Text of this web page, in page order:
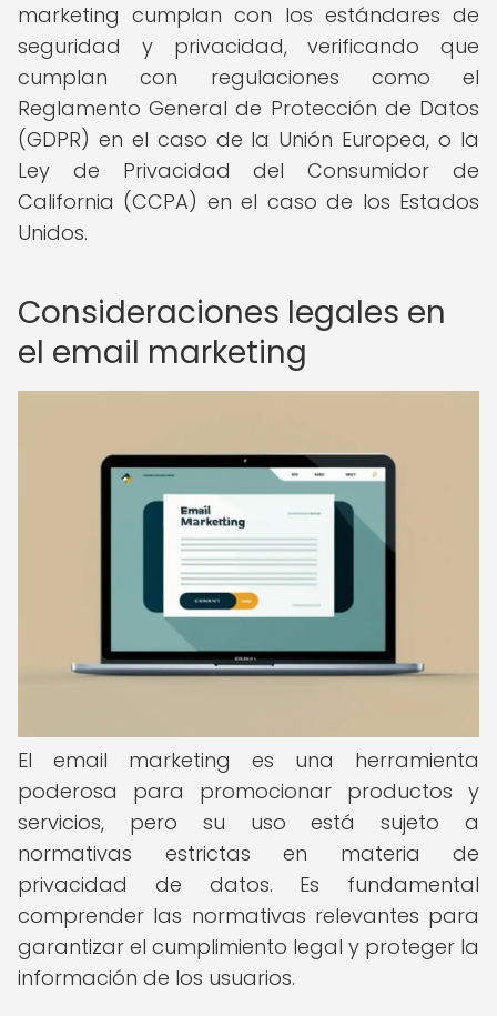
marketing cumplan con los estándares de
seguridad y privacidad, verificando que
cumplan con regulaciones como el
Reglamento General de Protección de Datos
(GDPR) en el caso de la Unión Europea, o la
Ley de Privacidad del Consumidor de
California (CCPA) en el caso de los Estados
Unidos.
Consideraciones legales en
el email marketing
El email marketing es una herramienta
poderosa para promocionar productos y
servicios, pero su uso está sujeto a
normativas estrictas en materia de
privacidad de datos. Es fundamental
comprender las normativas relevantes para
garantizar el cumplimiento legal y proteger la
información de los usuarios.